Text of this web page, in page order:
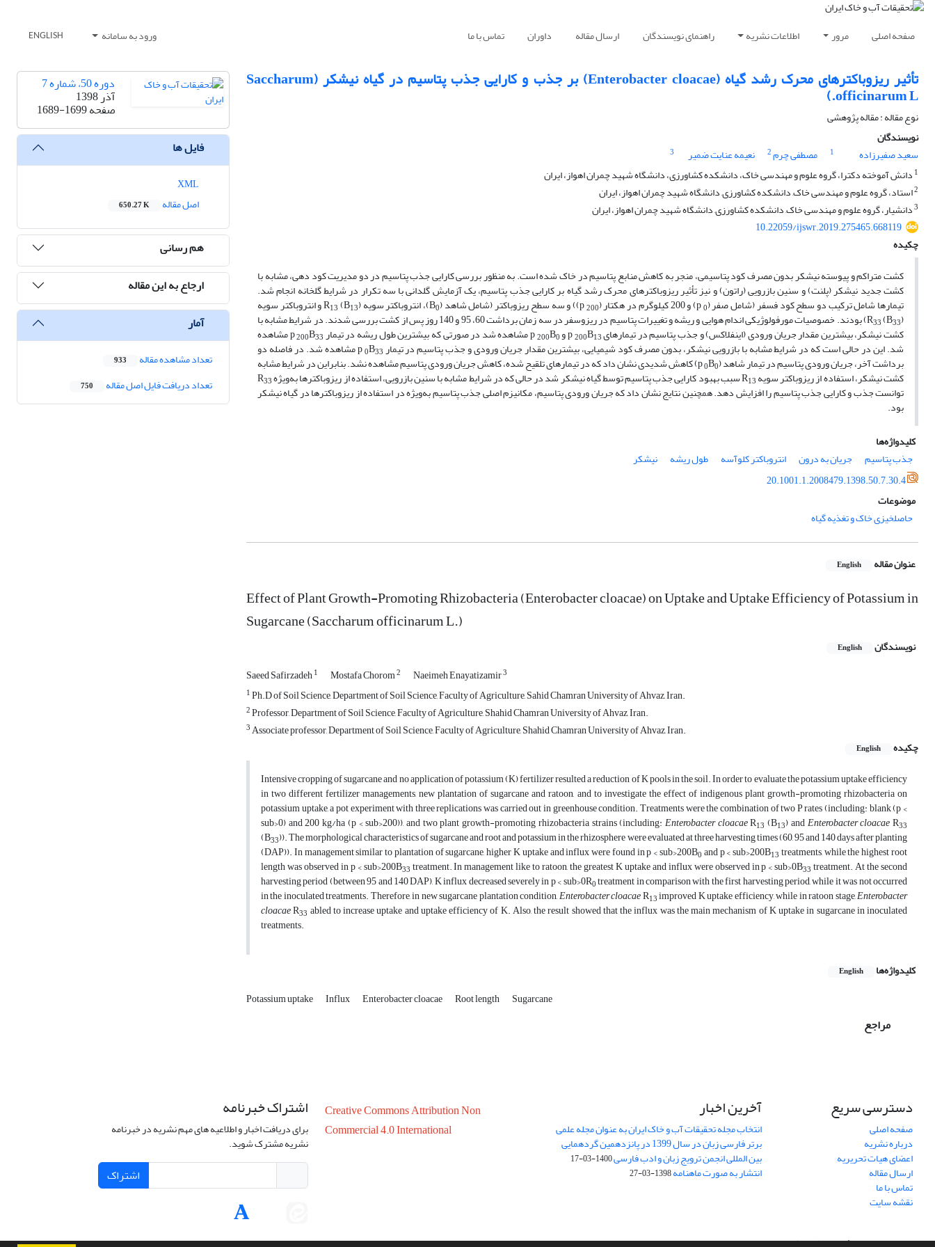
صفحه اصلی مرور اطلاعات نشریه راهنمای نویسندگان ارسال مقاله داوران تماس با ما ورود به سامانه ENGLISH
تأثیر ریزوباکترهای محرک رشد گیاه (Enterobacter cloacae) بر جذب و کارایی جذب پتاسیم در گیاه نیشکر (Saccharum
officinarum L.)
نوع مقاله : مقاله پژوهشی
نویسندگان
سعید صفیرزاده
1 مصطفی چرم2 نعیمه عنایت ضمیر
3
1 دانش آموخته دکترا، گروه علوم و مهندسی خاک، دانشکده کشاورزی، دانشگاه شهید چمران اهواز، ایران
2استاد، گروه علوم و مهندسی خاک, دانشکده کشاورزی, دانشگاه شهید چمران اهواز، ایران
3دانشیار، گروه علوم و مهندسی خاک, دانشکده کشاورزی, دانشگاه شهید چمران اهواز، ایران
10.22059/ijswr.2019.275465.668119
چکیده
کشت متراکم و پیوسته نیشکر بدون مصرف کود پتاسیمی، منجر به کاهش منابع پتاسیم در خاک شده است. به منظور بررسی کارایی جذب پتاسیم در دو مدیریت کود دهی، مشابه با
کشت جدید نیشکر (پلنت) و سنین بازرویی (راتون) و نیز تأثیر ریزوباکترهای محرک رشد گیاه بر کارایی جذب پتاسیم، یک آزمایش گلدانی با سه تکرار در شرایط گلخانه انجام شد.
تیمارها شامل ترکیب دو سطح کود فسفر (شامل صفر (p0 ) و 200 کیلوگرم در هکتار (p 200 )) و سه سطح ریزوباکتر (شامل شاهد (B0 )، انتروباکتر سویه R 13 (B13 ) و انتروباکتر سویه
R33(B33 )) بودند. خصوصیات مورفولوژیکی اندام هوایی و ریشه و تغییرات پتاسیم در ریزوسفر در سه زمان برداشت 60، 95 و 140 روز پس از کشت بررسی شدند. در شرایط مشابه با
کشت نیشکر، بیشترین مقدار جریان ورودی (اینفلاکس) و جذب پتاسیم در تیمارهای p 200B13 و p 200B0 مشاهده شد در صورتی که بیشترین طول ریشه در تیمار p 200B33 مشاهده
شد. این در حالی است که در شرایط مشابه با بازرویی نیشکر، بدون مصرف کود شیمیایی، بیشترین مقدار جریان ورودی و جذب پتاسیم در تیمار p 0B33 مشاهده شد. در فاصله دو
برداشت آخر، جریان ورودی پتاسیم در تیمار شاهد (p 0B0 ) کاهش شدیدی نشان داد که در تیمارهای تلقیح شده، کاهش جریان ورودی پتاسیم مشاهده نشد. بنابراین در شرایط مشابه
کشت نیشکر، استفاده از ریزوباکتر سویه R 13 سبب بهبود کارایی جذب پتاسیم توسط گیاه نیشکر شد در حالی که در شرایط مشابه با سنین بازرویی، استفاده از ریزوباکترها به‌ویژه R33
توانست جذب و کارایی جذب پتاسیم را افزایش دهد. همچنین نتایج نشان داد که جریان ورودی پتاسیم، مکانیزم اصلی جذب پتاسیم به‌ویژه در استفاده از ریزوباکترها در گیاه نیشکر
بود.
کلیدواژه‌ها
جذب پتاسیم
جریان به درون انتروباکتر کلوآسه طول ریشه
نیشکر
20.1001.1.2008479.1398.50.7.30.4
موضوعات
حاصلخیزی خاک و تغذیه گیاه
عنوان مقاله English
Effect of Plant Growth-Promoting Rhizobacteria (Enterobacter cloacae) on Uptake and Uptake Efficiency of Potassium in
Sugarcane (Saccharum officinarum L.)
نویسندگان English
Saeed Safirzadeh1 Mostafa Chorom2 Naeimeh Enayatizamir3
1Ph.D of Soil Science, Department of Soil Science, Faculty of Agriculture, Sahid Chamran University of Ahvaz, Iran.
2Professor, Department of Soil Science, Faculty of Agriculture, Shahid Chamran University of Ahvaz, Iran.
3Associate professor, Department of Soil Science, Faculty of Agriculture, Shahid Chamran University of Ahvaz, Iran.
چکیده
English
Intensive cropping of sugarcane and no application of potassium (K) fertilizer resulted a reduction of K pools in the soil. In order to evaluate the potassium uptake efficiency
in two different fertilizer managements, new plantation of sugarcane and ratoon, and to investigate the effect of indigenous plant growth-promoting rhizobacteria on
potassium uptake, a pot experiment with three replications was carried out in greenhouse condition. Treatments were the combination of two P rates (including: blank (p <
sub>0) and 200 kg/ha (p < sub>200)), and two plant growth-promoting rhizobacteria strains (including:Enterobacter cloacaeR13 (B13) andEnterobacter cloacaeR33
(B33)). The morphological characteristics of sugarcane and root and potassium in the rhizosphere were evaluated at three harvesting times (60, 95 and 140 days after planting
(DAP)). In management similar to plantation of sugarcane, higher K uptake and influx were found in p < sub>200B0 and p < sub>200B13 treatments, while the highest root
length was observed in p < sub>200B33 treatment. In management like to ratoon, the greatest K uptake and influx were observed in p < sub>0B33 treatment. At the second
harvesting period (between 95 and 140 DAP), K influx decreased severely in p < sub>0R0treatment in comparison with the first harvesting period, while it was not occurred
in the inoculated treatments. Therefore, in new sugarcane plantation condition,Enterobacter cloacaeR13improved K uptake efficiency, while in ratoon stage,Enterobacter
cloacaeR33 abled to increase uptake and uptake efficiency of K. Also, the result showed that the influx was the main mechanism of K uptake in sugarcane in inoculated
treatments.
کلیدواژه‌ها English
Potassium uptake Influx Enterobacter cloacae Root length Sugarcane
مراجع
دوره 50، شماره 7
آذر 1398
صفحه1689-1699
فایل ها
اصل مقاله
650.27 K
هم رسانی
ارجاع به این مقاله
آمار
تعداد مشاهده مقاله 933
تعداد دریافت فایل اصل مقاله 750
دسترسی سریع
صفحه اصلی
درباره نشریه
اعضای هیات تحریریه
ارسال مقاله
تماس با ما
نقشه سایت
آخرین اخبار
انتخاب مجله تحقیقات آب و خاک ایران به عنوان مجله علمی
برتر فارسی زبان در سال 1399 در پانزدهمین گردهمایی
بین المللی انجمن ترویج زبان و ادب فارسی1400-03-17
انتشار به صورت ماهنامه1398-03-27
Creative Commons Attribution Non
Commercial 4.0 International
اشتراک خبرنامه
برای دریافت اخبار و اطلاعیه های مهم نشریه در خبرنامه
نشریه مشترک شوید.
اشتراک